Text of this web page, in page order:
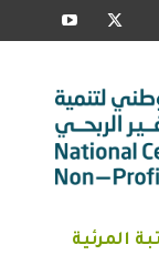
X
opens
in
new
window
opens
in
new
window
المرئية
المرئية